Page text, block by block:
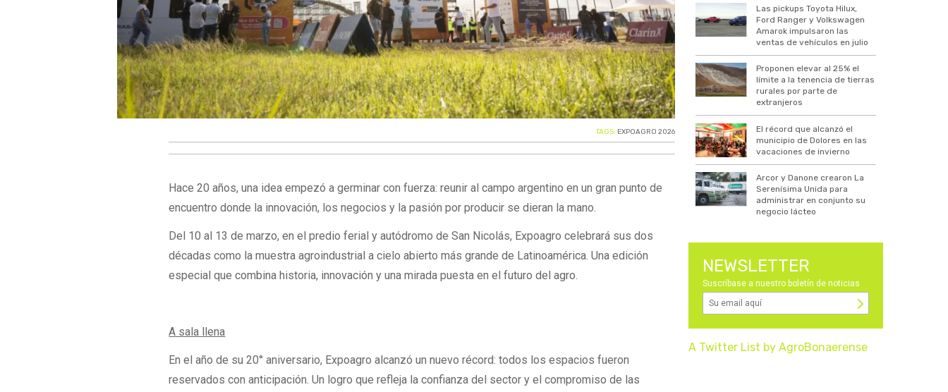
TAGS: EXPOAGRO 2026
Hace 20 años, una idea empezó a germinar con fuerza: reunir al campo argentino en un gran punto de
encuentro donde la innovación, los negocios y la pasión por producir se dieran la mano.
Del 10 al 13 de marzo, en el predio ferial y autódromo de San Nicolás, Expoagro celebrará sus dos
décadas como la muestra agroindustrial a cielo abierto más grande de Latinoamérica. Una edición
especial que combina historia, innovación y una mirada puesta en el futuro del agro.
A sala llena
En el año de su 20° aniversario, Expoagro alcanzó un nuevo récord: todos los espacios fueron
reservados con anticipación. Un logro que refleja la confianza del sector y el compromiso de las
Las pickups Toyota Hilux,
Ford Ranger y Volkswagen
Amarok impulsaron las
ventas de vehículos en julio
Proponen elevar al 25% el
límite a la tenencia de tierras
rurales por parte de
extranjeros
El récord que alcanzó el
municipio de Dolores en las
vacaciones de invierno
Arcor y Danone crearon La
Serenísima Unida para
administrar en conjunto su
negocio lácteo
NEWSLETTER
Suscríbase a nuestro boletín de noticias
A Twitter List by AgroBonaerense